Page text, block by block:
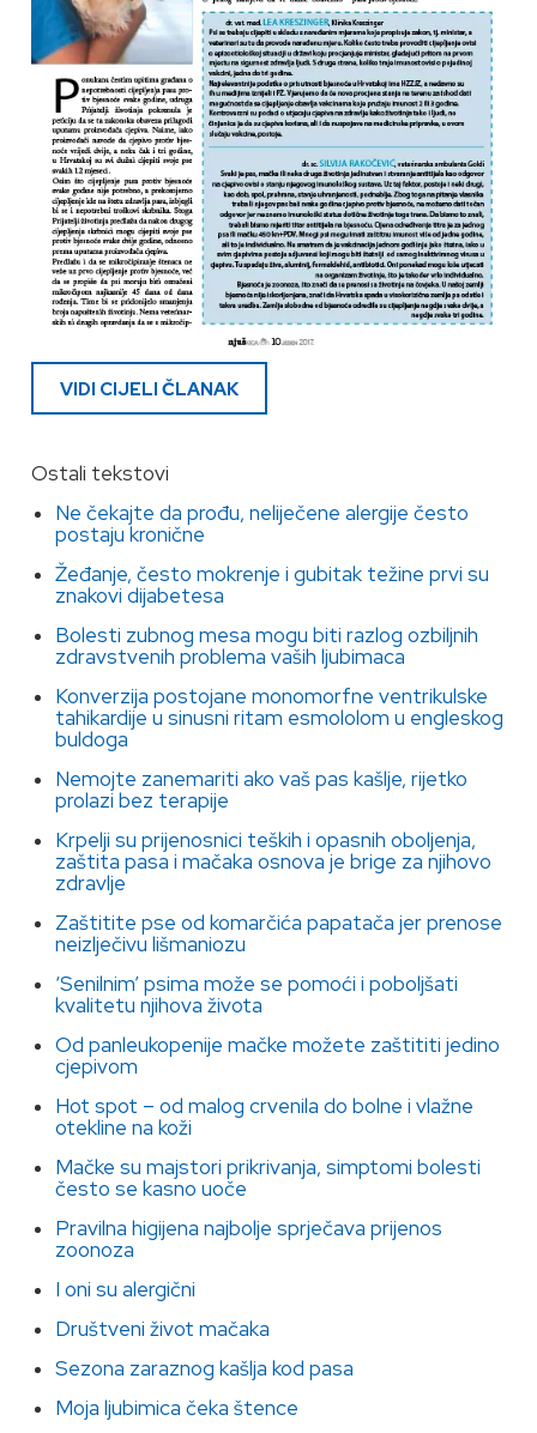
VIDI CIJELI ČLANAK
Ostali tekstovi
Ne čekajte da prođu, neliječene alergije često
postaju kronične
Žeđanje, često mokrenje i gubitak težine prvi su
znakovi dijabetesa
Bolesti zubnog mesa mogu biti razlog ozbiljnih
zdravstvenih problema vaših ljubimaca
Konverzija postojane monomorfne ventrikulske
tahikardije u sinusni ritam esmololom u engleskog
buldoga
Nemojte zanemariti ako vaš pas kašlje, rijetko
prolazi bez terapije
Krpelji su prijenosnici teških i opasnih oboljenja,
zaštita pasa i mačaka osnova je brige za njihovo
zdravlje
Zaštitite pse od komarčića papatača jer prenose
neizlječivu lišmaniozu
‘Senilnim’ psima može se pomoći i poboljšati
kvalitetu njihova života
Od panleukopenije mačke možete zaštititi jedino
cjepivom
Hot spot – od malog crvenila do bolne i vlažne
otekline na koži
Mačke su majstori prikrivanja, simptomi bolesti
često se kasno uoče
Pravilna higijena najbolje sprječava prijenos
zoonoza
I oni su alergični
Društveni život mačaka
Sezona zaraznog kašlja kod pasa
Moja ljubimica čeka štence